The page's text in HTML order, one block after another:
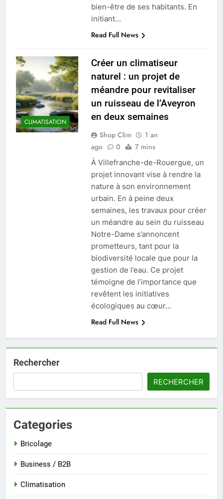
bien-être de ses habitants. En
initiant…
Read Full News
CLIMATISATION
Créer un climatiseur
naturel : un projet de
méandre pour revitaliser
un ruisseau de l’Aveyron
en deux semaines
Shop Clim
1 an
ago
0 7 mins
À Villefranche-de-Rouergue, un
projet innovant vise à rendre la
nature à son environnement
urbain. En à peine deux
semaines, les travaux pour créer
un méandre au sein du ruisseau
Notre-Dame s’annoncent
prometteurs, tant pour la
biodiversité locale que pour la
gestion de l’eau. Ce projet
témoigne de l’importance que
revêtent les initiatives
écologiques au cœur…
Read Full News
Rechercher
RECHERCHER
Categories
Bricolage
Business / B2B
Climatisation